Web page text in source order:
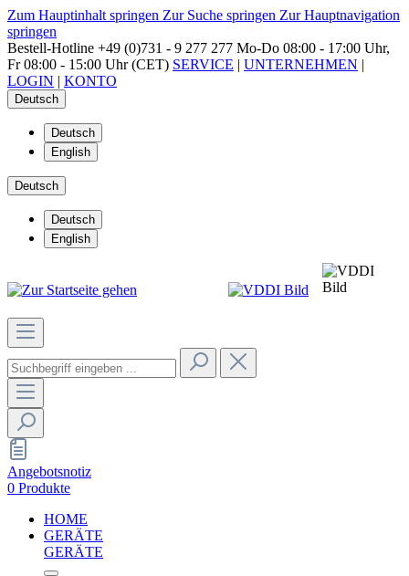
Zum Hauptinhalt springen Zur Suche springen Zur Hauptnavigation
springen
Bestell-Hotline +49 (0)731 - 9 277 277 Mo-Do 08:00 - 17:00 Uhr,
Fr 08:00 - 15:00 Uhr (CET) SERVICE | UNTERNEHMEN |
LOGIN | KONTO
Deutsch
Deutsch
English
Deutsch
Deutsch
English
Angebotsnotiz
0 Produkte
HOME
GERÄTE
GERÄTE